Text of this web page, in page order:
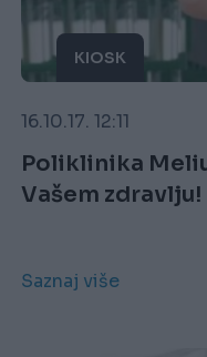
KIOSK
16.10.17. 12:11
Poliklinika
Vašem zdravlju!
Saznaj više